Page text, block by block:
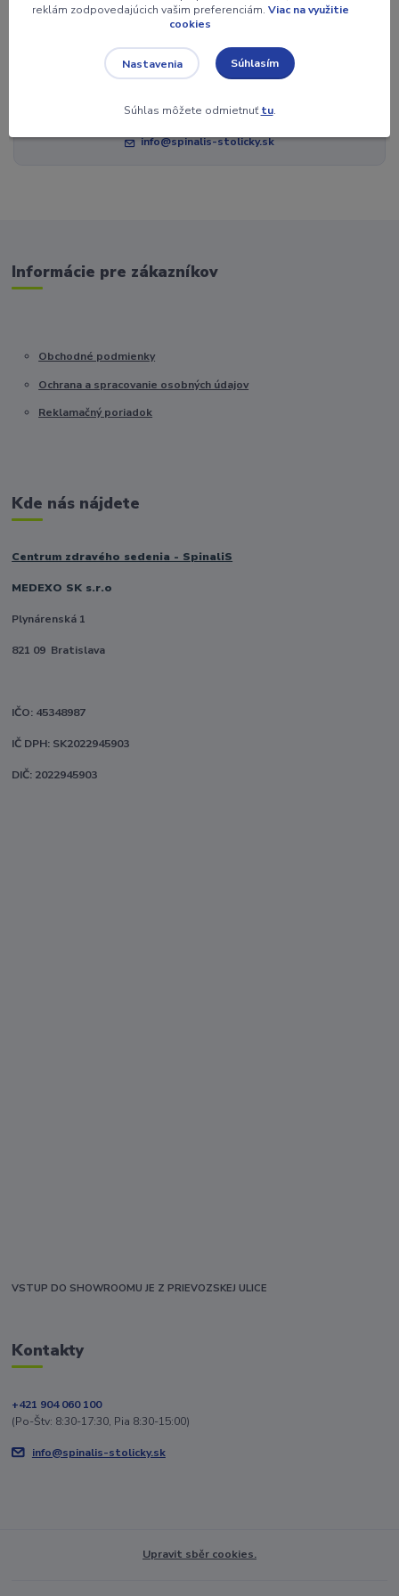
DOPLNKY k stolom a stoličkám
info@spinalis-stolicky.sk
Informácie pre zákazníkov
Obchodné podmienky
Ochrana a spracovanie osobných údajov
Reklamačný poriadok
Kde nás nájdete
Centrum zdravého sedenia - SpinaliS
MEDEXO SK s.r.o
Plynárenská 1
821 09 Bratislava
IČO: 45348987
IČ DPH: SK2022945903
DIČ: 2022945903
VSTUP DO SHOWROOMU JE Z PRIEVOZSKEJ ULICE
Kontakty
+421 904 060 100
(Po-Štv: 8:30-17:30, Pia 8:30-15:00)
info@spinalis-stolicky.sk
Upravit sběr cookies.
reklám zodpovedajúcich vašim preferenciám. Viac na využitie
cookies
Nastavenia Súhlasím
Súhlas môžete odmietnuťtu.